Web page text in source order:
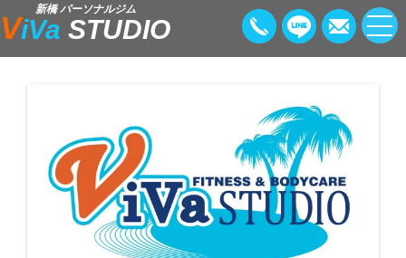
新橋 パーソナルジム
ViVa STUDIO